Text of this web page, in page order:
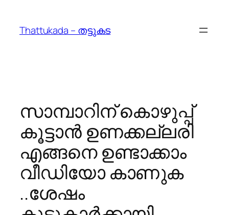
content
Thattukada – തട്ടുകട
സാമ്പാറിന് കൊഴുപ്പ്
കൂട്ടാന്‍ ഉണക്കല്ലരി
എങ്ങനെ ഉണ്ടാക്കാം
വീഡിയോ കാണുക
..ശേഷം